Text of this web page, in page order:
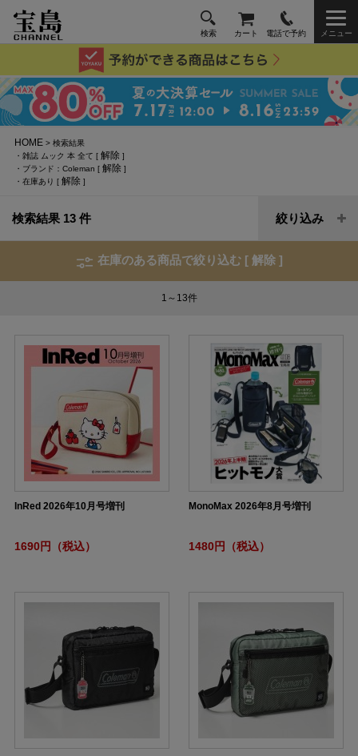
検索 カート 電話で予約 メニュー
HOME > 検索結果
・雑誌 ムック 本 全て [解除 ]
・ブランド：Coleman [解除 ]
・在庫あり [解除 ]
検索結果 13 件 絞り込み
在庫のある商品で絞り込む [ 解除 ]
1～13件
InRed 2026年10月号増刊
1690円（税込）
MonoMax 2026年8月号増刊
1480円（税込）